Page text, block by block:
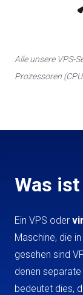
Alle unsere VPS-
Prozessoren
Was
Ein VPS oder
Maschine, die
gesehen sind
denen
bedeutet dies,